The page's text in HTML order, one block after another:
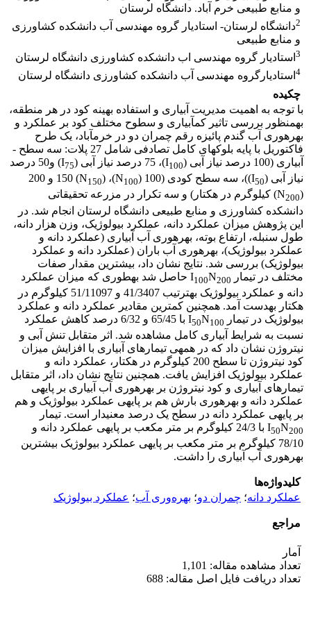
و منابع طبیعی خرم آباد. دانشگاه لرستان
2دانشگاه لرستان- استادیار گروه مهندسی آب دانشکده کشاورزی
و منابع طبیعی
3 استادیار گروه مهندسی اب دانشکده کشاورزی دانشگاه لرستان
4 استادیارگروه مهندسی آب دانشکده کشاورزی دانشگاه لرستان
چکیده
با توجه به اهمیت مدیریت آبیاری و استفاده بهینه کود در هر منطقه،
به­منظور بررسی تاثیر کم­آبیاری و سطوح مختلف کود بر عملکرد و
بهره­وری آب گندم پائیزه رقم چمران دو در خرم­آباد، یک طرح
فاکتوریل با پایه بلوک­های کامل تصادفی شامل 27 پلات: سه سطح ­
آبیاری (100 درصد نیاز آبی (I
100 )، 75 درصد نیاز آبی (I 75
) و50 درصد
نیاز آبی (I50 ))، سه سطح کودی (100 (N 100 )، 150 (N 150
) و 200
(N
200
) کیلوگرم در هکتار) و سه تکرار در مزرعه تحقیقاتی
دانشکده کشاورزی و منابع طبیعی دانشگاه لرستان انجام شد. در
این پژوهش میزان عملکرد دانه، عملکرد بیولوژیک، وزن هزار دانه،
طول سنبله، ارتفاع بوته، بهره­وری آب آبیاری (عملکرد دانه و
عملکرد بیولوژیک)، بهره­وری آب باران (عملکرد دانه و عملکرد
بیولوژیک) بررسی شد. نتایج نشان داد، بیشترین مقدار صفات
مختلف در تیمار I
100N200
حاصل شد به­طوری که میزان عملکرد
دانه و عملکرد بیولوژیک به­ترتیب 41/3407 و 51/11097 کیلوگرم در
هکتار به­دست آمد. همچنین کمترین مقادیر عملکرد دانه و عملکرد
بیولوژیک در تیمار I
50N100
با 65/45 و 6/32 درصد کاهش عملکرد
نسبت به شرایط آبیاری کامل مشاهده شد. اثر متقابل تنش آبی و
نیتروژن نشان داد که در همه­ی تیمار­های آبیاری با افزایش میزان
کود نیتروژن تا سطح 200 کیلوگرم در هکتار، عملکرد دانه و
عملکرد بیولوژیک افزایش یافت. همچنین نتایج نشان داد، اثر متقابل
تیمار­های آبیاری و کود نیتروژن بر بهره­وری آب آبیاری بر پایه­ی
عملکرد دانه و بهره­وری بارش هم بر پایه­ی عملکرد بیولوژیک و هم
بر پایه­ی عملکرد دانه در سطح یک درصد معنی­دار است. تیمار
I50N200
با 24/3 کیلوگرم بر متر مکعب بر پایه­ی عملکرد دانه و
78/10 کیلوگرم بر متر مکعب بر پایه­ی عملکرد بیولوژیک بیشترین
بهره­وری آب آبیاری را داشت.
کلیدواژه‌ها
عملکرد دانه؛ چمران دو؛ بهره‌وری آب؛ عملکرد بیولوژیک
مراجع
آمار
تعداد مشاهده مقاله: 1,101
تعداد دریافت فایل اصل مقاله: 688